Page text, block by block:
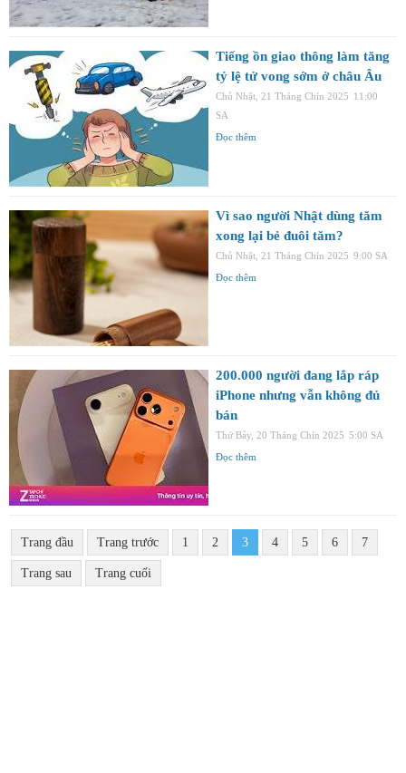
Tiếng ồn giao thông làm tăng
tỷ lệ tử vong sớm ở châu Âu
Chủ Nhật, 21 Tháng Chín 2025 11:00
SA
Đọc thêm
Vì sao người Nhật dùng tăm
xong lại bẻ đuôi tăm?
Chủ Nhật, 21 Tháng Chín 2025 9:00 SA
Đọc thêm
200.000 người đang lắp ráp
iPhone nhưng vẫn không đủ
bán
Thứ Bảy, 20 Tháng Chín 2025 5:00 SA
Đọc thêm
Trang đầu Trang trước 1 2 3 4 5 6 7
Trang sau Trang cuối